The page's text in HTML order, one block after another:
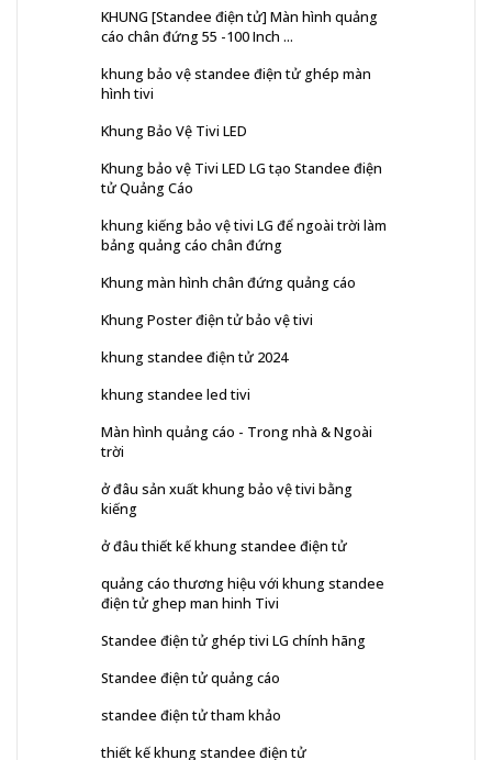
KHUNG [Standee điện tử] Màn hình quảng
cáo chân đứng 55 -100 Inch ...
khung bảo vệ standee điện tử ghép màn
hình tivi
Khung Bảo Vệ Tivi LED
Khung bảo vệ Tivi LED LG tạo Standee điện
tử Quảng Cáo
khung kiếng bảo vệ tivi LG để ngoài trời làm
bảng quảng cáo chân đứng
Khung màn hình chân đứng quảng cáo
Khung Poster điện tử bảo vệ tivi
khung standee điện tử 2024
khung standee led tivi
Màn hình quảng cáo - Trong nhà & Ngoài
trời
ở đâu sản xuất khung bảo vệ tivi bằng
kiếng
ở đâu thiết kế khung standee điện tử
quảng cáo thương hiệu với khung standee
điện tử ghep man hinh Tivi
Standee điện tử ghép tivi LG chính hãng
Standee điện tử quảng cáo
standee điện tử tham khảo
thiết kế khung standee điện tử